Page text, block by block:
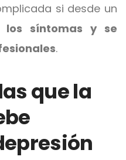
si desde un
los síntomas y se
.
que la